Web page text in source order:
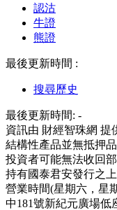
認沽
牛證
熊證
最後更新時間 :
搜尋歷史
最後更新時間: -
資訊由 財經智珠網 提
結構性產品並無抵押
投資者可能無法收回
持有國泰君安發行之
營業時間(星期六，星
中181號新紀元廣場低